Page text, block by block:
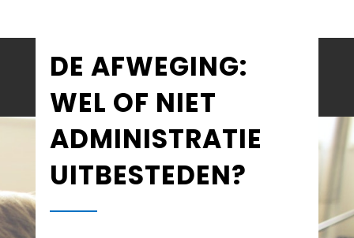
DE AFWEGING:
WEL OF NIET
ADMINISTRATIE
UITBESTEDEN?